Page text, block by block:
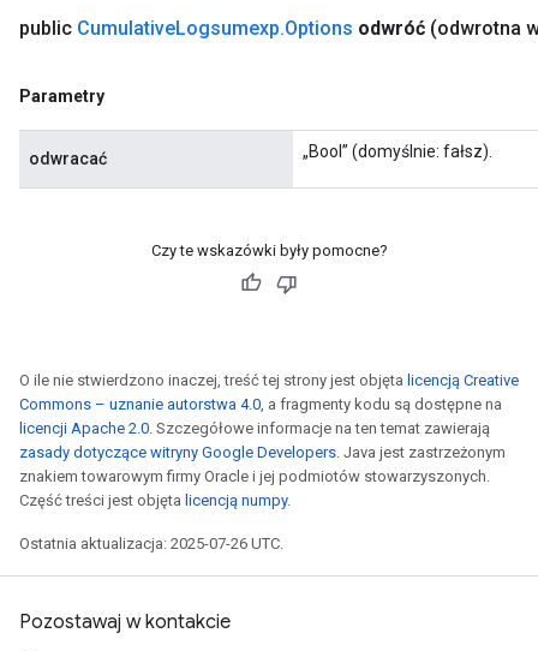
public CumulativeLogsumexp.Options odwróć (odwrotna
Parametry
odwracać „Bool” (domyślnie: fałsz).
Czy te wskazówki były pomocne?
O ile nie stwierdzono inaczej, treść tej strony jest objęta licencją Creative
Commons – uznanie autorstwa 4.0, a fragmenty kodu są dostępne na
licencji Apache 2.0. Szczegółowe informacje na ten temat zawierają
zasady dotyczące witryny Google Developers. Java jest zastrzeżonym
znakiem towarowym firmy Oracle i jej podmiotów stowarzyszonych.
Część treści jest objęta licencją numpy.
Ostatnia aktualizacja: 2025-07-26 UTC.
Pozostawaj w kontakcie